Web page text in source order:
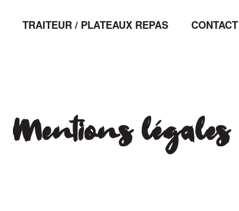
TRAITEUR / PLATEAUX REPAS CONTACT
Mentions légales